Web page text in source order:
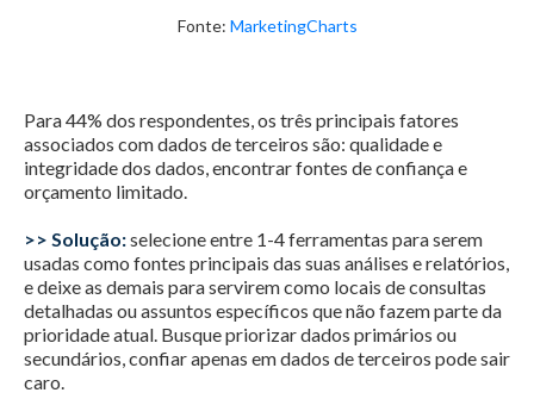
Fonte: MarketingCharts
Para 44% dos respondentes, os três principais fatores
associados com dados de terceiros são: qualidade e
integridade dos dados, encontrar fontes de confiança e
orçamento limitado.
>> Solução:selecione entre 1-4 ferramentas para serem
usadas como fontes principais das suas análises e relatórios,
e deixe as demais para servirem como locais de consultas
detalhadas ou assuntos específicos que não fazem parte da
prioridade atual. Busque priorizar dados primários ou
secundários, confiar apenas em dados de terceiros pode sair
caro.